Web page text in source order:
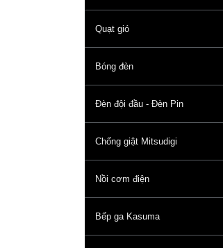
Quạt gió
Bóng đèn
Đèn đội đầu - Đèn Pin
Chống giật Mitsudigi
Nồi cơm điện
Bếp ga Kasuma